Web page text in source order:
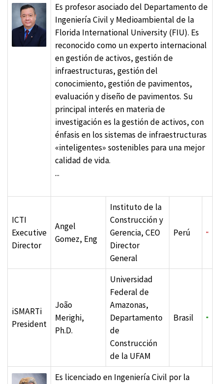
Es profesor asociado del Departamento de
Ingeniería Civil y Medioambiental de la
Florida International University (FIU). Es
reconocido como un experto internacional
en gestión de activos, gestión de
infraestructuras, gestión del
conocimiento, gestión de pavimentos,
evaluación y diseño de pavimentos. Su
principal interés en materia de
investigación es la gestión de activos, con
énfasis en los sistemas de infraestructuras
«inteligentes» sostenibles para una mejor
calidad de vida.
...
ICTI
Executive
Director
Angel
Gomez, Eng
Instituto de la
Construcción y
Gerencia, CEO
Director
General
Perú
iSMARTi
President
João
Merighi,
Ph.D.
Universidad
Federal de
Amazonas,
Departamento
de
Construcción
de la UFAM
Brasil
Es licenciado en Ingeniería Civil por la